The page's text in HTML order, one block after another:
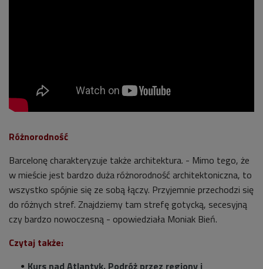
Różnorodność
Barcelonę charakteryzuje także architektura. - Mimo tego, że
w mieście jest bardzo duża różnorodność architektoniczna, to
wszystko spójnie się ze sobą łączy. Przyjemnie przechodzi się
do różnych stref. Znajdziemy tam strefę gotycką, secesyjną
czy bardzo nowoczesną - opowiedziała Moniak Bień.
Czytaj także:
Kurs nad Atlantyk. Podróż przez regiony i